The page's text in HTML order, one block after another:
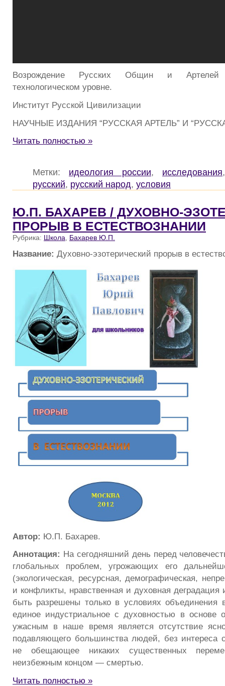
Возрождение Русских Общин и Артелей
технологическом уровне.
Институт Русской Цивилизации
НАУЧНЫЕ ИЗДАНИЯ “РУССКАЯ АРТЕЛЬ” И
Читать полностью »
Метки: идеология россии, исследования
русский, русский народ, условия
Ю.П. БАХАРЕВ / ДУХОВНО-
ПРОРЫВ В ЕСТЕСТВОЗНАНИИ
Рубрика: Школа, Бахарев Ю.П.
Название: Духовно-эзотерический прорыв в
Автор: Ю.П. Бахарев.
Аннотация: На сегодняшний день перед
глобальных проблем, угрожающих его
(экологическая, ресурсная, демографическая,
и конфликты, нравственная и духовная деградация
быть разрешены только в условиях
единое индустриальное с духовностью в
ужасным в наше время является отсутствие
подавляющего большинства людей, без интереса
не обещающее никаких существенных
неизбежным концом — смертью.
Читать полностью »